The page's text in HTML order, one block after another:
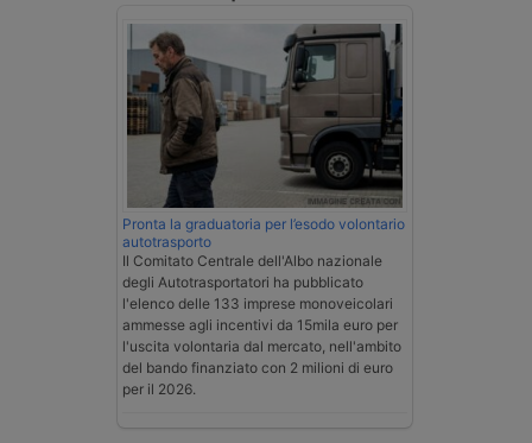
Pronta la graduatoria per l’esodo volontario
autotrasporto
Il Comitato Centrale dell'Albo nazionale
degli Autotrasportatori ha pubblicato
l'elenco delle 133 imprese monoveicolari
ammesse agli incentivi da 15mila euro per
l'uscita volontaria dal mercato, nell'ambito
del bando finanziato con 2 milioni di euro
per il 2026.